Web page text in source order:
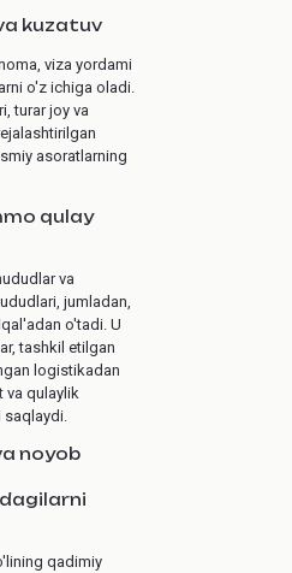
kuzatuv
viza yordami
o'z ichiga oladi.
turar joy va
asoratlarning
qulay
va
jumladan,
o'tadi. U
tashkil etilgan
logistikadan
va qulaylik
noyob
qadimiy